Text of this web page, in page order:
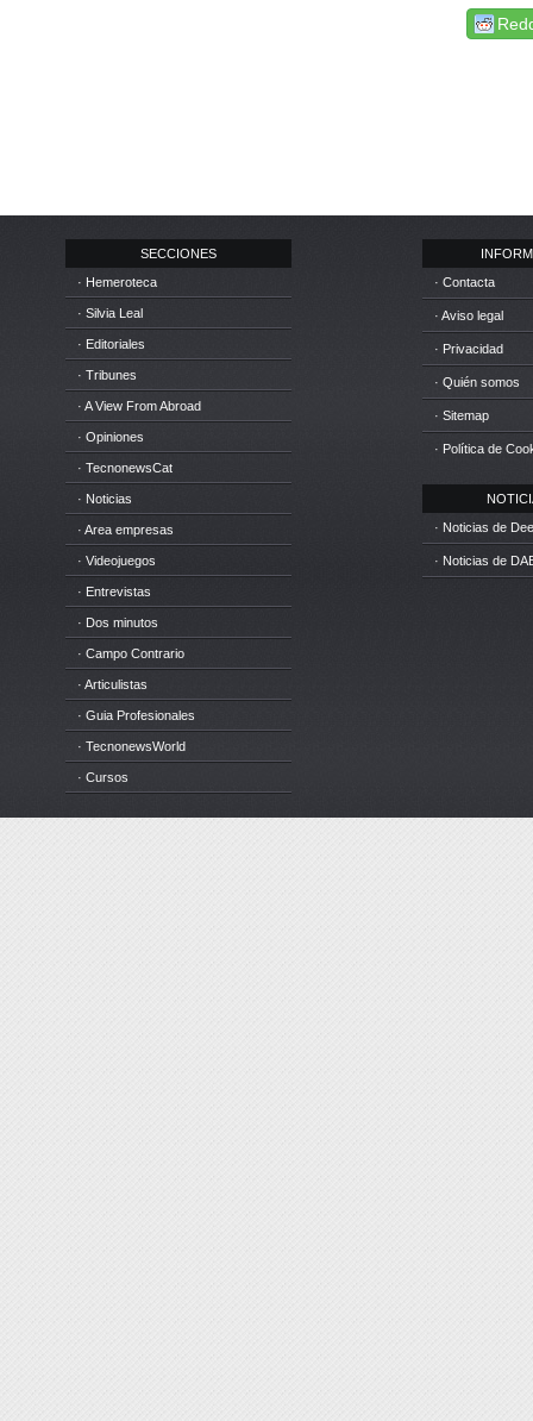
SECCIONES
· Hemeroteca
· Silvia Leal
· Editoriales
· Tribunes
· A View From Abroad
· Opiniones
· TecnonewsCat
· Noticias
· Area empresas
· Videojuegos
· Entrevistas
· Dos minutos
· Campo Contrario
· Articulistas
· Guia Profesionales
· TecnonewsWorld
· Cursos
· Contacta
· Aviso legal
· Privacidad
· Quién somos
· Sitemap
· Política de
· Noticias de
· Noticias de